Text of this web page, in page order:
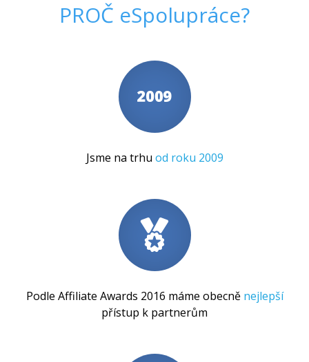
PROČ eSpolupráce?
Jsme na trhu od roku 2009
Podle Affiliate Awards 2016 máme obecně nejlepší
přístup k partnerům